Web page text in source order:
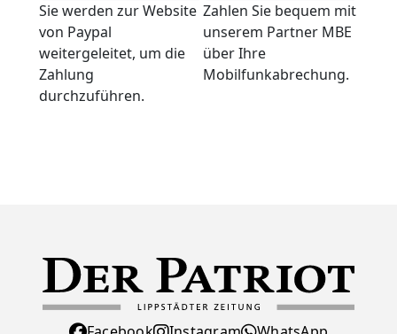
Sie werden zur Website
von Paypal
weitergeleitet, um die
Zahlung
durchzuführen.
Zahlen Sie bequem mit
unserem Partner MBE
über Ihre
Mobilfunkabrechung.